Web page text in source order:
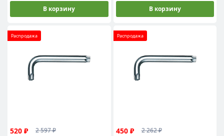
В корзину В корзину
Распродажа
520 ₽
2 597 ₽
Распродажа
450 ₽
2 262 ₽